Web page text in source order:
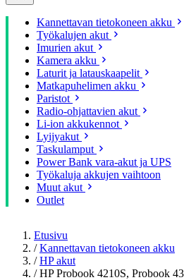
Kannettavan tietokoneen akku
Työkalujen akut
Imurien akut
Kamera akku
Laturit ja latauskaapelit
Matkapuhelimen akku
Paristot
Radio-ohjattavien akut
Li-ion akkukennot
Lyijyakut
Taskulamput
Power Bank vara-akut ja UPS
Työkaluja akkujen vaihtoon
Muut akut
Outlet
Etusivu
/ Kannettavan tietokoneen akku
/ HP akut
/ HP Probook 4210S, Probook